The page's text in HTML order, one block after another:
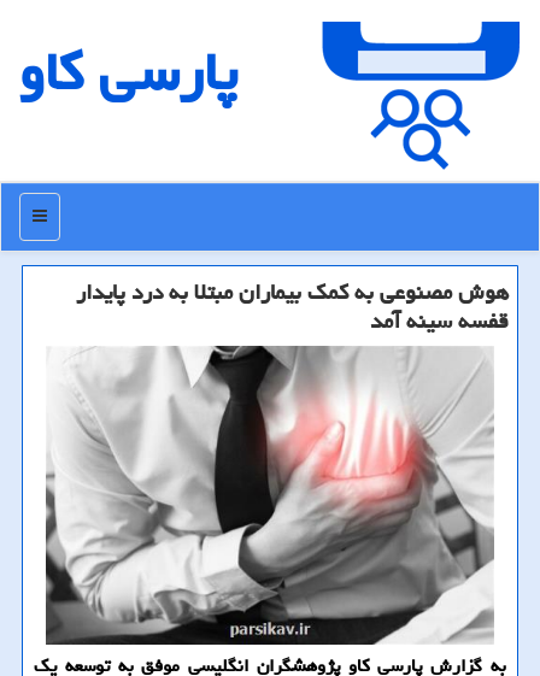
پارسی كاو
منو
هوش مصنوعی به كمك بیماران مبتلا به درد پایدار
قفسه سینه آمد
به گزارش پارسی كاو پژوهشگران انگلیسی موفق به توسعه یك